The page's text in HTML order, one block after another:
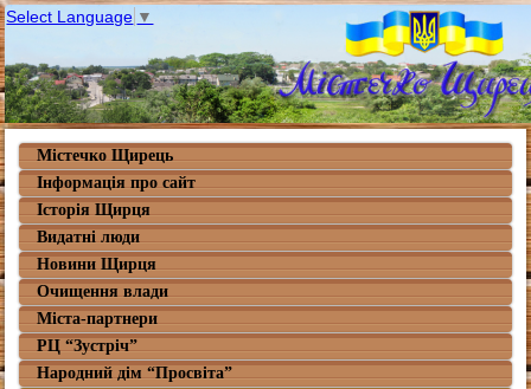
Select Language ▼
Містечко Щирець
Інформація про сайт
Історія Щирця
Видатні люди
Новини Щирця
Очищення влади
Міста-партнери
РЦ “Зустріч”
Народний дім “Просвіта”